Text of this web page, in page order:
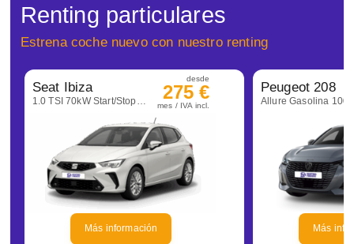
Renting particulares
Estrena coche nuevo con nuestro renting
Seat Ibiza
desde
275 €
mes / IVA incl.
Más información
Peugeot 208
Más